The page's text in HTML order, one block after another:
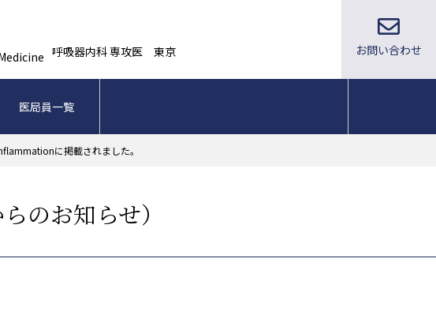
呼吸器内科 専攻医 東京
お問い合わせ
医局員一覧
に掲載されました。
のお知らせ）